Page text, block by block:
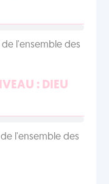
l'ensemble des
: DIEU
l'ensemble des